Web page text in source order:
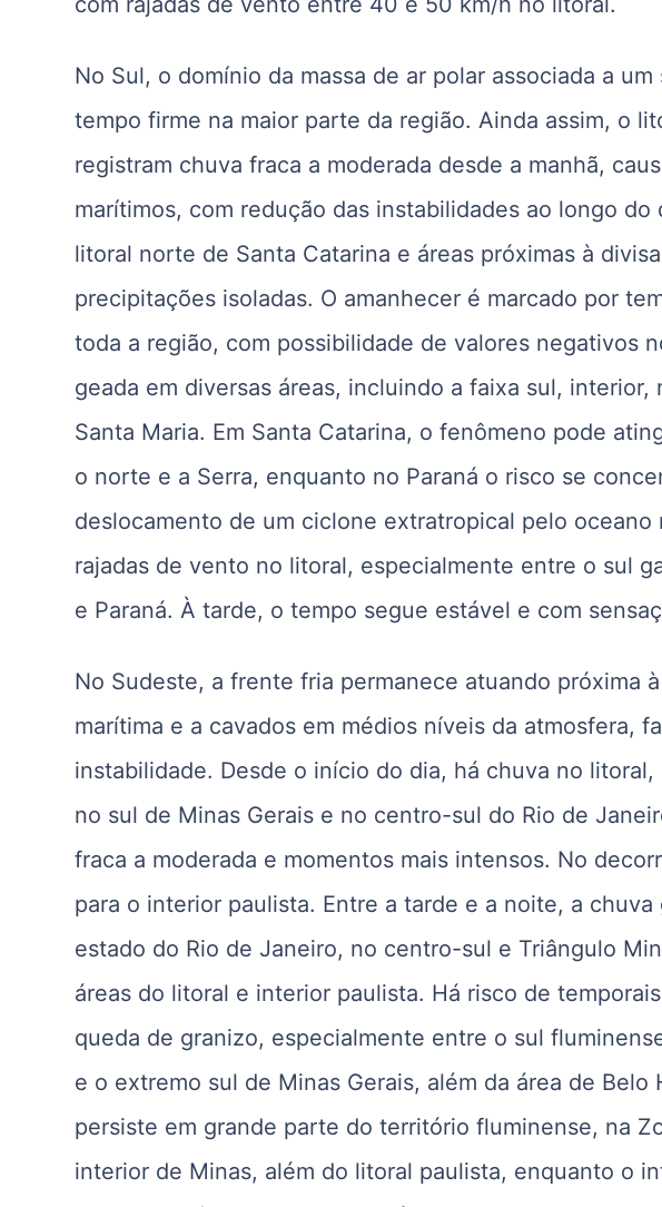
No Sul, o domínio da massa de ar polar associada a
tempo firme na maior parte da região. Ainda assim, o
registram chuva fraca a moderada desde a manhã,
marítimos, com redução das instabilidades ao longo
litoral norte de Santa Catarina e áreas próximas à
precipitações isoladas. O amanhecer é marcado por
toda a região, com possibilidade de valores negativos
geada em diversas áreas, incluindo a faixa sul,
Santa Maria. Em Santa Catarina, o fenômeno pode
o norte e a Serra, enquanto no Paraná o risco se
deslocamento de um ciclone extratropical pelo oceano
rajadas de vento no litoral, especialmente entre o sul
e Paraná. À tarde, o tempo segue estável e com
No Sudeste, a frente fria permanece atuando próxima
marítima e a cavados em médios níveis da atmosfera,
instabilidade. Desde o início do dia, há chuva no
no sul de Minas Gerais e no centro-sul do Rio de
fraca a moderada e momentos mais intensos. No
para o interior paulista. Entre a tarde e a noite, a
estado do Rio de Janeiro, no centro-sul e Triângulo
áreas do litoral e interior paulista. Há risco de
queda de granizo, especialmente entre o sul
e o extremo sul de Minas Gerais, além da área de
persiste em grande parte do território fluminense, na
interior de Minas, além do litoral paulista, enquanto o